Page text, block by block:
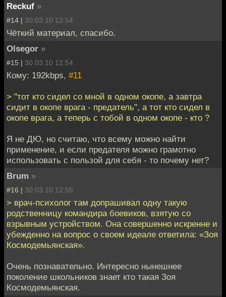
Reckuf »
#14 | 30.03.10 12:54
Чёткий материал, спасибо.
Olsegor »
#15 | 30.03.10 12:54
Кому: 192kbps, #11
> "тот кто сидел со мной в одном окопе, а завтра
сидит в окопе врага - предатель", а тот кто сидел в
окопе врага, а теперь с тобой в одном окопе - кто ?
Я не ДЮ, но считаю, что всему можно найти
применение, и если предателя можно грамотно
использовать с пользой для себя - то почему нет?
Brum »
#16 | 30.03.10 12:55
> врач-психолог там допрашивал одну такую
родственницу командира боевиков, взятую со
взрывным устройством. Она совершенно искренне и
убежденно на вопрос о своем идеале ответила: «Зоя
Космодемьянская».
Очень познавательно. Интересно нынешнее
поколение школьников знает кто такая Зоя
Космодемьянская.